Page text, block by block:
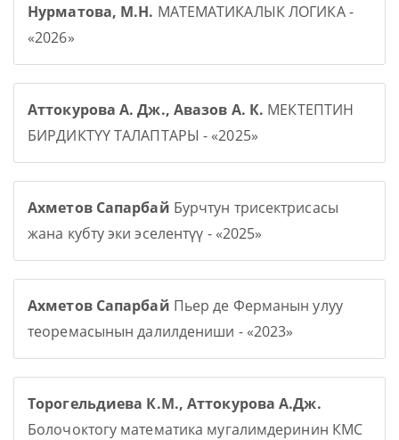
Нурматова, М.Н. МАТЕМАТИКАЛЫК ЛОГИКА -
«2026»
Аттокурова А. Дж., Авазов А. К. МЕКТЕПТИН
БИРДИКТҮҮ ТАЛАПТАРЫ - «2025»
Ахметов Сапарбай Бурчтун трисектрисасы
жана кубту эки эселентүү - «2025»
Ахметов Сапарбай Пьер де Ферманын улуу
теоремасынын далилдениши - «2023»
Торогельдиева К.М., Аттокурова А.Дж.
Болочоктогу математика мугалимдеринин КМС